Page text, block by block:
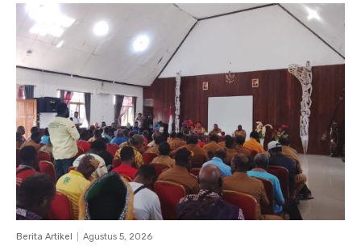
Berita Artikel Agustus 5, 2026